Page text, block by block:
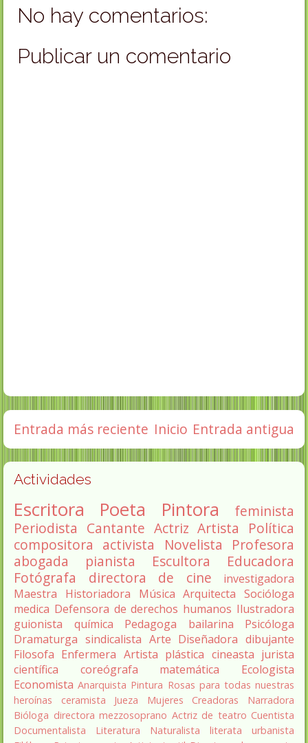
No hay comentarios:
Publicar un comentario
Entrada más reciente Entrada antigua
Inicio
Actividades
Escritora Poeta Pintora
feminista
Periodista Cantante Actriz Artista
Política
compositora activista Novelista
Profesora
abogada
pianista Escultora
Educadora
Fotógrafa
directora de cine
investigadora
Maestra
Historiadora Música Arquitecta Socióloga
medica Defensora de derechos humanos Ilustradora
guionista
química Pedagoga bailarina
Psicóloga
Dramaturga sindicalista Arte Diseñadora dibujante
Filosofa Enfermera Artista plástica cineasta jurista
científica
coreógrafa matemática
Ecologista
Economista Anarquista Pintura Rosas para todas nuestras
heroínas
ceramista Jueza Mujeres Creadoras
Narradora
Bióloga directora mezzosoprano Actriz de teatro Cuentista
Documentalista
Literatura Naturalista literata
urbanista